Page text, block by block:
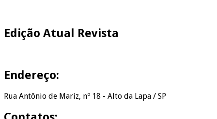
Edição Atual Revista
Endereço:
Rua Antônio de Mariz, nº 18 - Alto da Lapa / SP